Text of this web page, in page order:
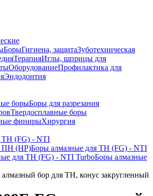
БорыГигиена, защитаЗуботехническая
ТерапияИглы, шприцы для
ОборудованиеПрофилактика для
Эндодонтия
борыБоры для разрезания
Твердосплавные боры
финирыХирургия
ТН (FG) - NTI
ПН (HP)Боры алмазные для ТН (FG) - NTI
для ТН (FG) - NTI TurboБоры алмазные
бор для ТН, конус закругленный